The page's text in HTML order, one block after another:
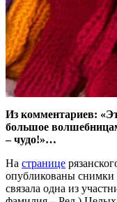
Из комментариев:
большое
– чудо!»…
На странице
опубликованы снимки
связала одна из